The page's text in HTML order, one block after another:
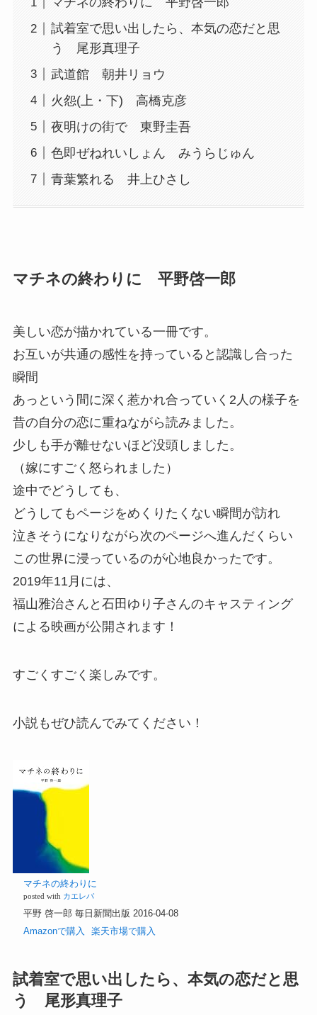
試着室で思い出したら、本気の恋だと思
う 尾形真理子
武道館 朝井リョウ
火怨(上・下) 高橋克彦
夜明けの街で 東野圭吾
色即ぜねれいしょん みうらじゅん
青葉繁れる 井上ひさし
マチネの終わりに 平野啓一郎
美しい恋が描かれている一冊です。
お互いが共通の感性を持っていると認識し合った
瞬間
あっという間に深く惹かれ合っていく2人の様子を
昔の自分の恋に重ねながら読みました。
少しも手が離せないほど没頭しました。
（嫁にすごく怒られました）
途中でどうしても、
どうしてもページをめくりたくない瞬間が訪れ
泣きそうになりながら次のページへ進んだくらい
この世界に浸っているのが心地良かったです。
2019年11月には、
福山雅治さんと石田ゆり子さんのキャスティング
による映画が公開されます！
すごくすごく楽しみです。
小説もぜひ読んでみてください！
マチネの終わりに
posted with カエレバ
平野 啓一郎 毎日新聞出版 2016-04-08
Amazonで購入
楽天市場で購入
試着室で思い出したら、本気の恋だと思
う 尾形真理子